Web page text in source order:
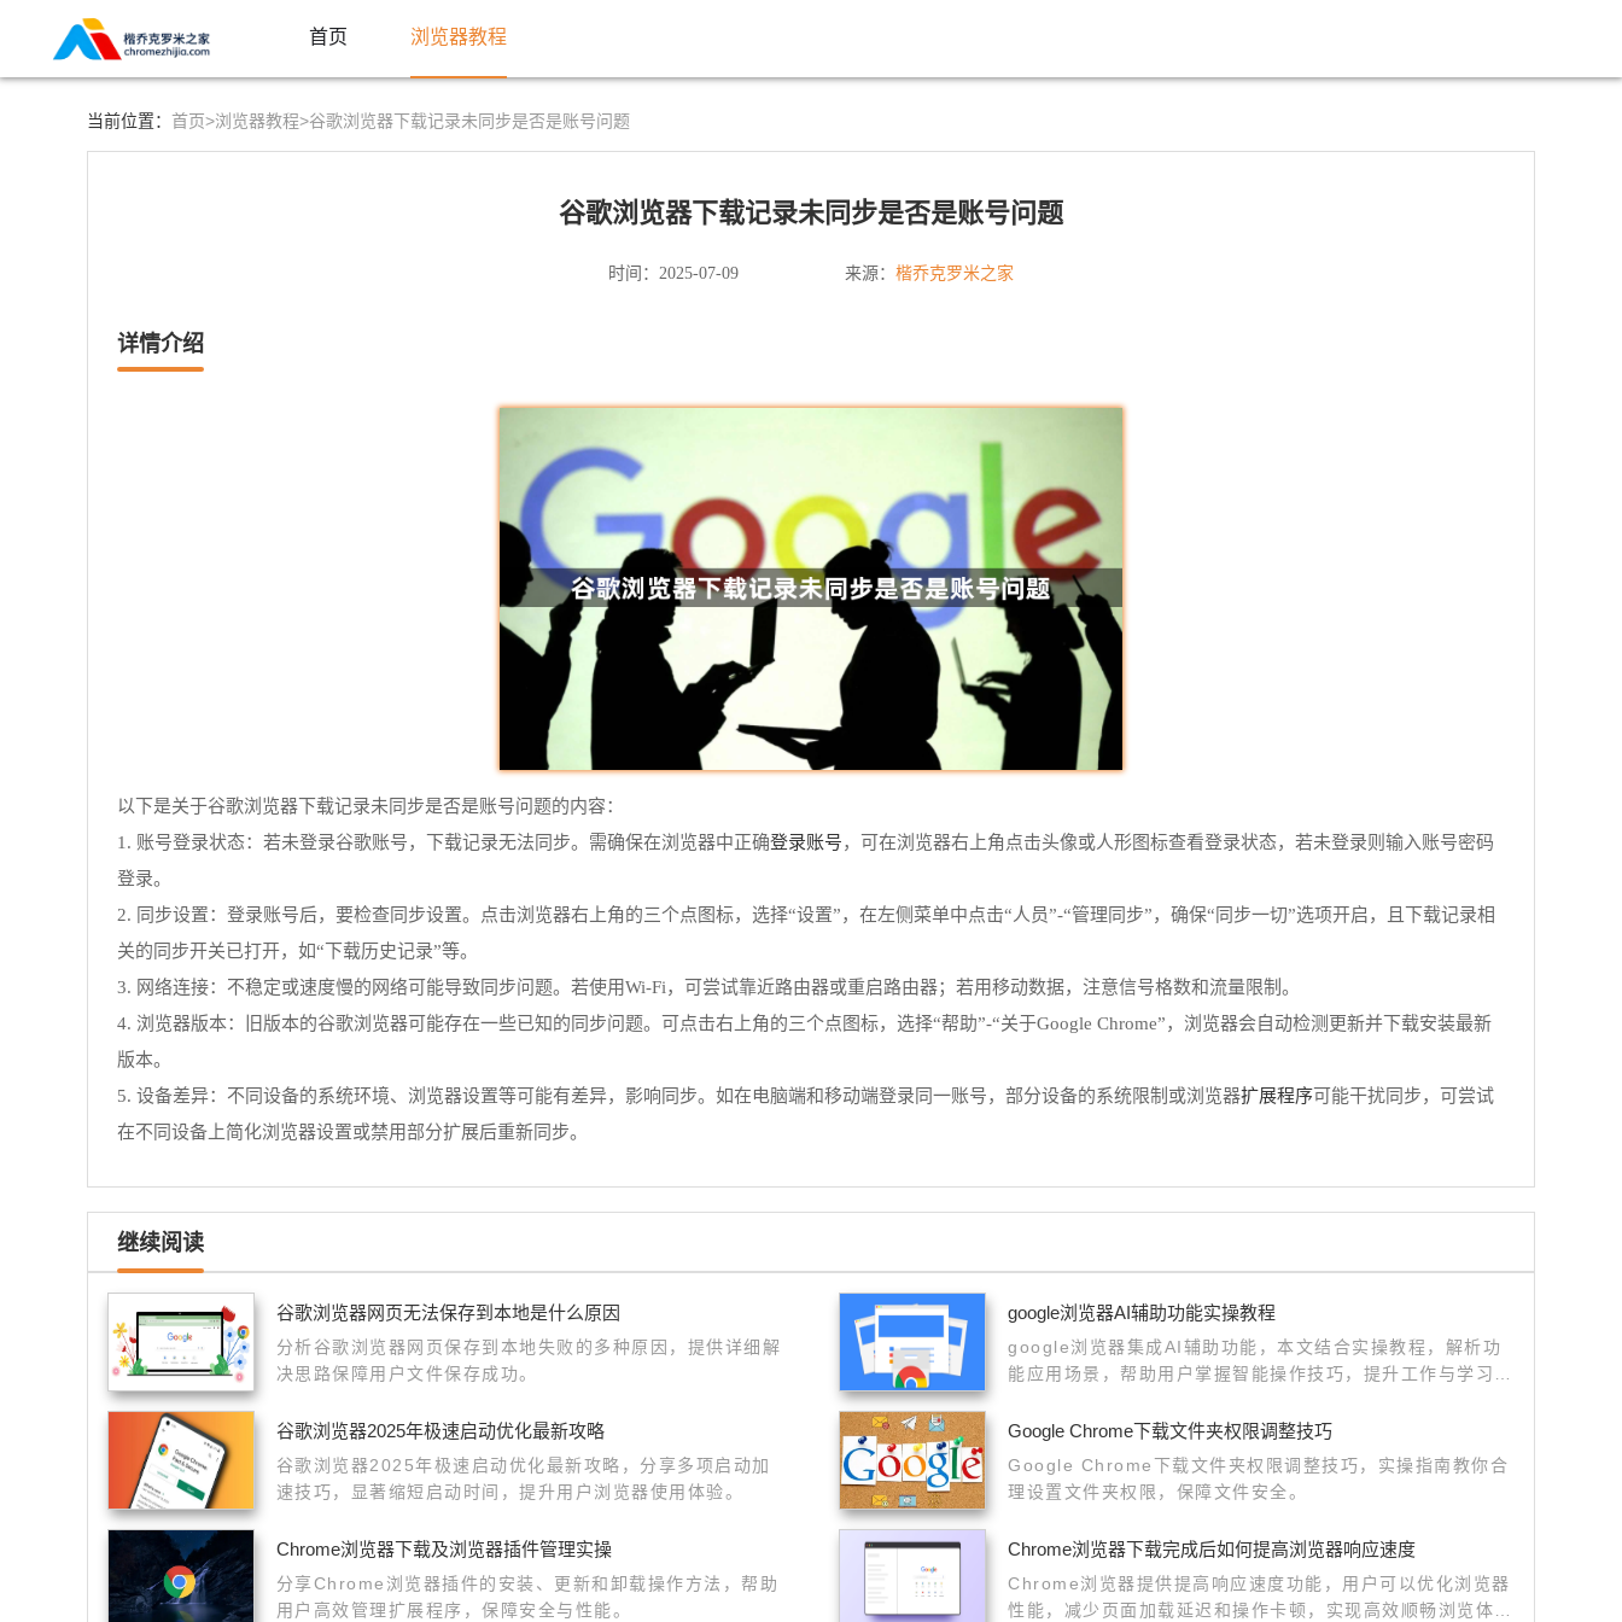
首页 浏览器教程
当前位置： 首页>浏览器教程>谷歌浏览器下载记录未同步是否是账号问题
谷歌浏览器下载记录未同步是否是账号问题
时间：2025-07-09 来源： 楷乔克罗米之家
详情介绍
以下是关于谷歌浏览器下载记录未同步是否是账号问题的内容：
1. 账号登录状态：若未登录谷歌账号，下载记录无法同步。需确保在浏览器中正确登录账号，可在浏览器右上角点击头像或人形图标查看登录状态，若未登录则输入账号密码
登录。
2. 同步设置：登录账号后，要检查同步设置。点击浏览器右上角的三个点图标，选择“设置”，在左侧菜单中点击“人员”-“管理同步”，确保“同步一切”选项开启，且下载记录相
关的同步开关已打开，如“下载历史记录”等。
3. 网络连接：不稳定或速度慢的网络可能导致同步问题。若使用Wi-Fi，可尝试靠近路由器或重启路由器；若用移动数据，注意信号格数和流量限制。
4. 浏览器版本：旧版本的谷歌浏览器可能存在一些已知的同步问题。可点击右上角的三个点图标，选择“帮助”-“关于Google Chrome”，浏览器会自动检测更新并下载安装最新
版本。
5. 设备差异：不同设备的系统环境、浏览器设置等可能有差异，影响同步。如在电脑端和移动端登录同一账号，部分设备的系统限制或浏览器扩展程序可能干扰同步，可尝试
在不同设备上简化浏览器设置或禁用部分扩展后重新同步。
继续阅读
谷歌浏览器网页无法保存到本地是什么原因
分析谷歌浏览器网页保存到本地失败的多种原因，提供详细解
决思路保障用户文件保存成功。
google浏览器AI辅助功能实操教程
google浏览器集成AI辅助功能，本文结合实操教程，解析功
能应用场景，帮助用户掌握智能操作技巧，提升工作与学习效
谷歌浏览器2025年极速启动优化最新攻略
谷歌浏览器2025年极速启动优化最新攻略，分享多项启动加
速技巧，显著缩短启动时间，提升用户浏览器使用体验。
Google Chrome下载文件夹权限调整技巧
Google Chrome下载文件夹权限调整技巧，实操指南教你合
理设置文件夹权限，保障文件安全。
Chrome浏览器下载及浏览器插件管理实操
分享Chrome浏览器插件的安装、更新和卸载操作方法，帮助
用户高效管理扩展程序，保障安全与性能。
Chrome浏览器下载完成后如何提高浏览器响应速度
Chrome浏览器提供提高响应速度功能，用户可以优化浏览器
性能，减少页面加载延迟和操作卡顿，实现高效顺畅浏览体